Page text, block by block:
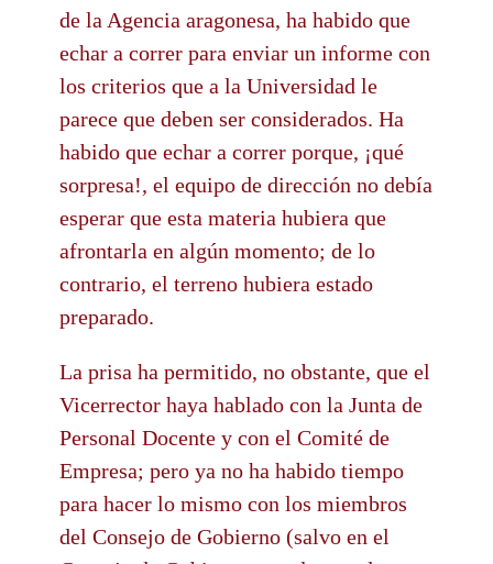
de la Agencia aragonesa, ha habido que
echar a correr para enviar un informe con
los criterios que a la Universidad le
parece que deben ser considerados. Ha
habido que echar a correr porque, ¡qué
sorpresa!, el equipo de dirección no debía
esperar que esta materia hubiera que
afrontarla en algún momento; de lo
contrario, el terreno hubiera estado
preparado.
La prisa ha permitido, no obstante, que el
Vicerrector haya hablado con la Junta de
Personal Docente y con el Comité de
Empresa; pero ya no ha habido tiempo
para hacer lo mismo con los miembros
del Consejo de Gobierno (salvo en el